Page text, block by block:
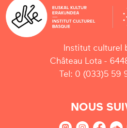
Institut culturel
Château Lota -
Tel: 0 (033)5 59
NOUS